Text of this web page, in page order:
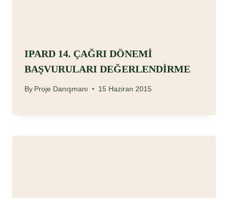
IPARD 14. ÇAĞRI DÖNEMİ
BAŞVURULARI DEĞERLENDİRME
By Proje Danışmanı 15 Haziran 2015